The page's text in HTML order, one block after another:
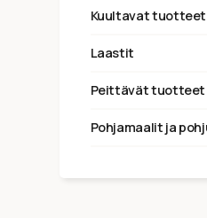
kuultavat tuotteet
laastit
peittävät tuotteet
pohjamaalit ja